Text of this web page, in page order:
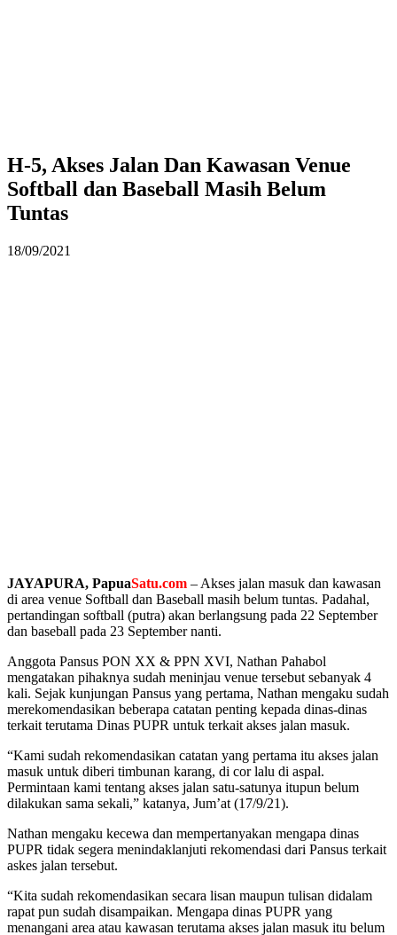
H-5, Akses Jalan Dan Kawasan Venue
Softball dan Baseball Masih Belum
Tuntas
18/09/2021
JAYAPURA, PapuaSatu.com – Akses jalan masuk dan kawasan
di area venue Softball dan Baseball masih belum tuntas. Padahal,
pertandingan softball (putra) akan berlangsung pada 22 September
dan baseball pada 23 September nanti.
Anggota Pansus PON XX & PPN XVI, Nathan Pahabol
mengatakan pihaknya sudah meninjau venue tersebut sebanyak 4
kali. Sejak kunjungan Pansus yang pertama, Nathan mengaku sudah
merekomendasikan beberapa catatan penting kepada dinas-dinas
terkait terutama Dinas PUPR untuk terkait akses jalan masuk.
“Kami sudah rekomendasikan catatan yang pertama itu akses jalan
masuk untuk diberi timbunan karang, di cor lalu di aspal.
Permintaan kami tentang akses jalan satu-satunya itupun belum
dilakukan sama sekali,” katanya, Jum’at (17/9/21).
Nathan mengaku kecewa dan mempertanyakan mengapa dinas
PUPR tidak segera menindaklanjuti rekomendasi dari Pansus terkait
askes jalan tersebut.
“Kita sudah rekomendasikan secara lisan maupun tulisan didalam
rapat pun sudah disampaikan. Mengapa dinas PUPR yang
menangani area atau kawasan terutama akses jalan masuk itu belum